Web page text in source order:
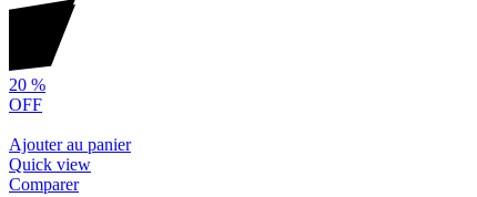
20 %
OFF
Ajouter au panier
Quick view
Comparer